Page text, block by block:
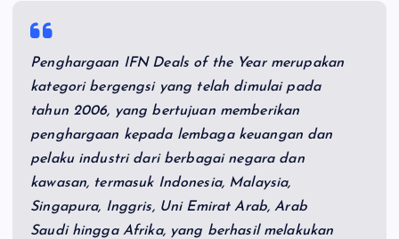
Penghargaan IFN Deals of the Year merupakan
kategori bergengsi yang telah dimulai pada
tahun 2006, yang bertujuan memberikan
penghargaan kepada lembaga keuangan dan
pelaku industri dari berbagai negara dan
kawasan, termasuk Indonesia, Malaysia,
Singapura, Inggris, Uni Emirat Arab, Arab
Saudi hingga Afrika, yang berhasil melakukan